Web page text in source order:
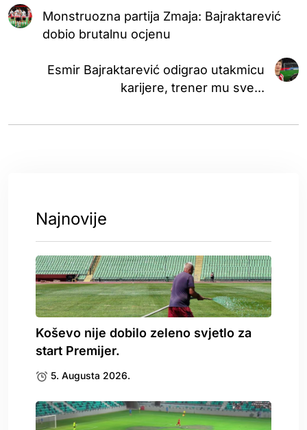
Monstruozna partija Zmaja: Bajraktarević
dobio brutalnu ocjenu
Esmir Bajraktarević odigrao utakmicu
karijere, trener mu sve...
Najnovije
Koševo nije dobilo zeleno svjetlo za
start Premijer.
5. Augusta 2026.